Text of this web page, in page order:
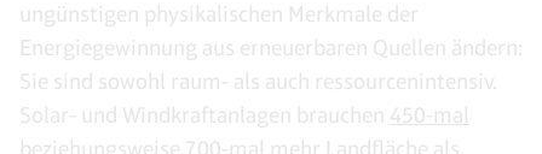
ungünstigen physikalischen Merkmale der
Energiegewinnung aus erneuerbaren Quellen ändern:
Sie sind sowohl raum- als auch ressourcenintensiv.
Solar- und Windkraftanlagen brauchen 450-mal
beziehungsweise 700-mal mehr Landfläche als